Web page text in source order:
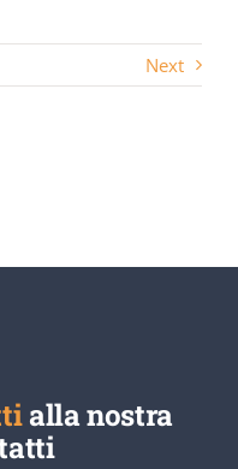
Next
alla nostra